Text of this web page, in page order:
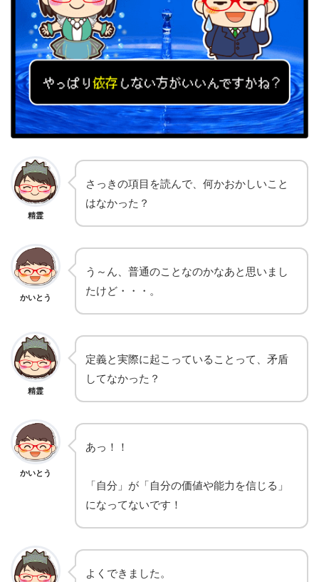
精霊
さっきの項目を読んで、何かおかしいこと
はなかった？
かいとう
う～ん、普通のことなのかなあと思いまし
たけど・・・。
精霊
定義と実際に起こっていることって、矛盾
してなかった？
かいとう
あっ！！
「自分」が「自分の価値や能力を信じる」
になってないです！
よくできました。